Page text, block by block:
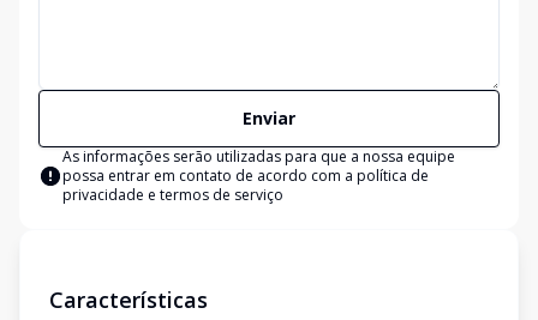
Enviar
As informações serão utilizadas para que a nossa equipe
possa entrar em contato de acordo com a política de
privacidade e termos de serviço
Características